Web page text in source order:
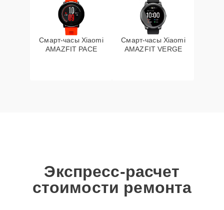
Смарт-часы Xiaomi
AMAZFIT PACE
Смарт-часы Xiaomi
AMAZFIT VERGE
Экспресс-расчет
стоимости ремонта